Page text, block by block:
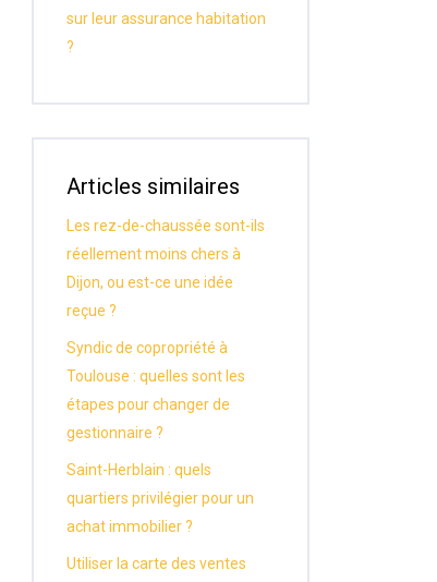
sur leur assurance habitation
?
Articles similaires
Les rez-de-chaussée sont-ils
réellement moins chers à
Dijon, ou est-ce une idée
reçue ?
Syndic de copropriété à
Toulouse : quelles sont les
étapes pour changer de
gestionnaire ?
Saint-Herblain : quels
quartiers privilégier pour un
achat immobilier ?
Utiliser la carte des ventes